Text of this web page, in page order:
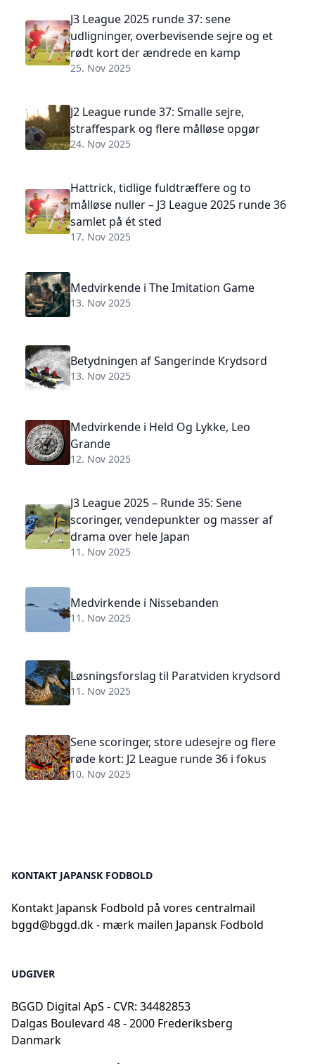
J3 League 2025 runde 37: sene
udligninger, overbevisende sejre og et
rødt kort der ændrede en kamp
25. Nov 2025
J2 League runde 37: Smalle sejre,
straffespark og flere målløse opgør
24. Nov 2025
Hattrick, tidlige fuldtræffere og to
målløse nuller – J3 League 2025 runde 36
samlet på ét sted
17. Nov 2025
Medvirkende i The Imitation Game
13. Nov 2025
Betydningen af Sangerinde Krydsord
13. Nov 2025
Medvirkende i Held Og Lykke, Leo
Grande
12. Nov 2025
J3 League 2025 – Runde 35: Sene
scoringer, vendepunkter og masser af
drama over hele Japan
11. Nov 2025
Medvirkende i Nissebanden
11. Nov 2025
Løsningsforslag til Paratviden krydsord
11. Nov 2025
Sene scoringer, store udesejre og flere
røde kort: J2 League runde 36 i fokus
10. Nov 2025
KONTAKT JAPANSK FODBOLD
Kontakt Japansk Fodbold på vores centralmail
bggd@bggd.dk- mærk mailen Japansk Fodbold
UDGIVER
BGGD Digital ApS - CVR: 34482853
Dalgas Boulevard 48 - 2000 Frederiksberg
Danmark